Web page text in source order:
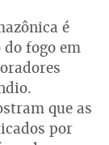
é
fogo em
que as
por